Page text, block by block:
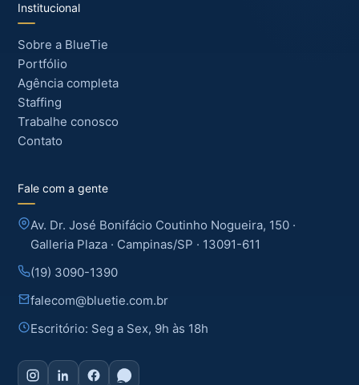
Institucional
Sobre a BlueTie
Portfólio
Agência completa
Staffing
Trabalhe conosco
Contato
Fale com a gente
Av. Dr. José Bonifácio Coutinho Nogueira, 150 ·
Galleria Plaza · Campinas/SP · 13091-611
(19) 3090-1390
falecom@bluetie.com.br
Escritório: Seg a Sex, 9h às 18h